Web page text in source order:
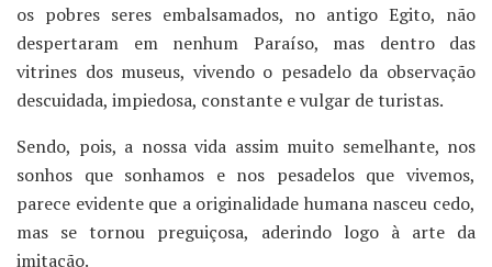
os pobres seres embalsamados, no antigo Egito, não
despertaram em nenhum Paraíso, mas dentro das
vitrines dos museus, vivendo o pesadelo da observação
descuidada, impiedosa, constante e vulgar de turistas.
Sendo, pois, a nossa vida assim muito semelhante, nos
sonhos que sonhamos e nos pesadelos que vivemos,
parece evidente que a originalidade humana nasceu cedo,
mas se tornou preguiçosa, aderindo logo à arte da
imitação.